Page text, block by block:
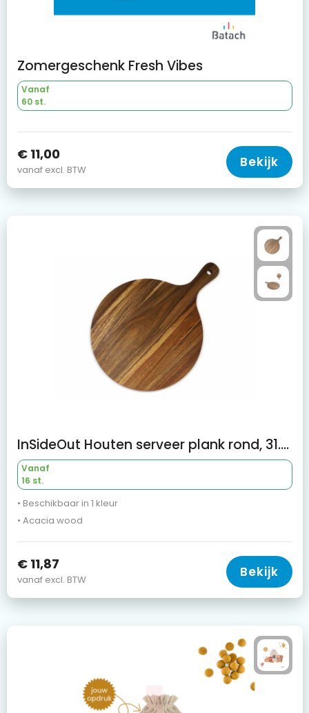
Zomergeschenk Fresh Vibes
Vanaf
60 st.
€ 11,00
vanaf excl. BTW Bekijk
InSideOut Houten serveer plank rond, 31.5cm
Vanaf
16 st.
• Beschikbaar in 1 kleur
• Acacia wood
€ 11,87
vanaf excl. BTW Bekijk